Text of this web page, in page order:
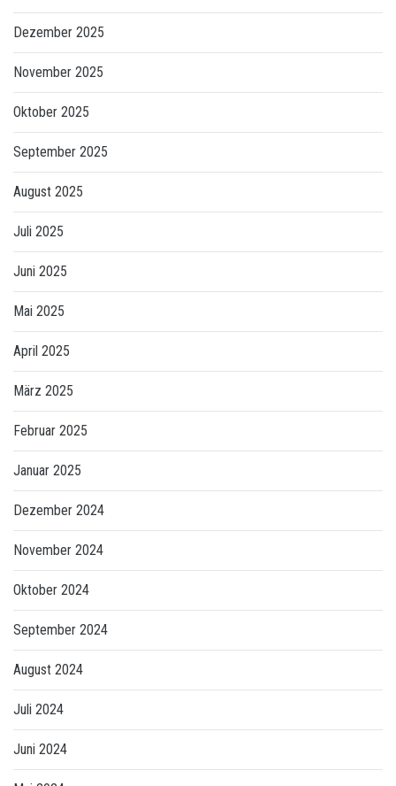
Dezember 2025
November 2025
Oktober 2025
September 2025
August 2025
Juli 2025
Juni 2025
Mai 2025
April 2025
März 2025
Februar 2025
Januar 2025
Dezember 2024
November 2024
Oktober 2024
September 2024
August 2024
Juli 2024
Juni 2024